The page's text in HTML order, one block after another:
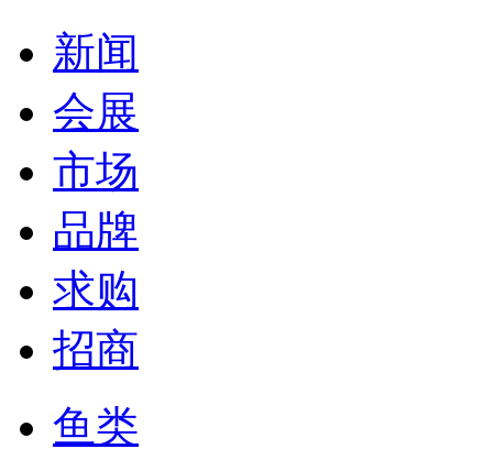
新闻
会展
市场
品牌
求购
招商
鱼类